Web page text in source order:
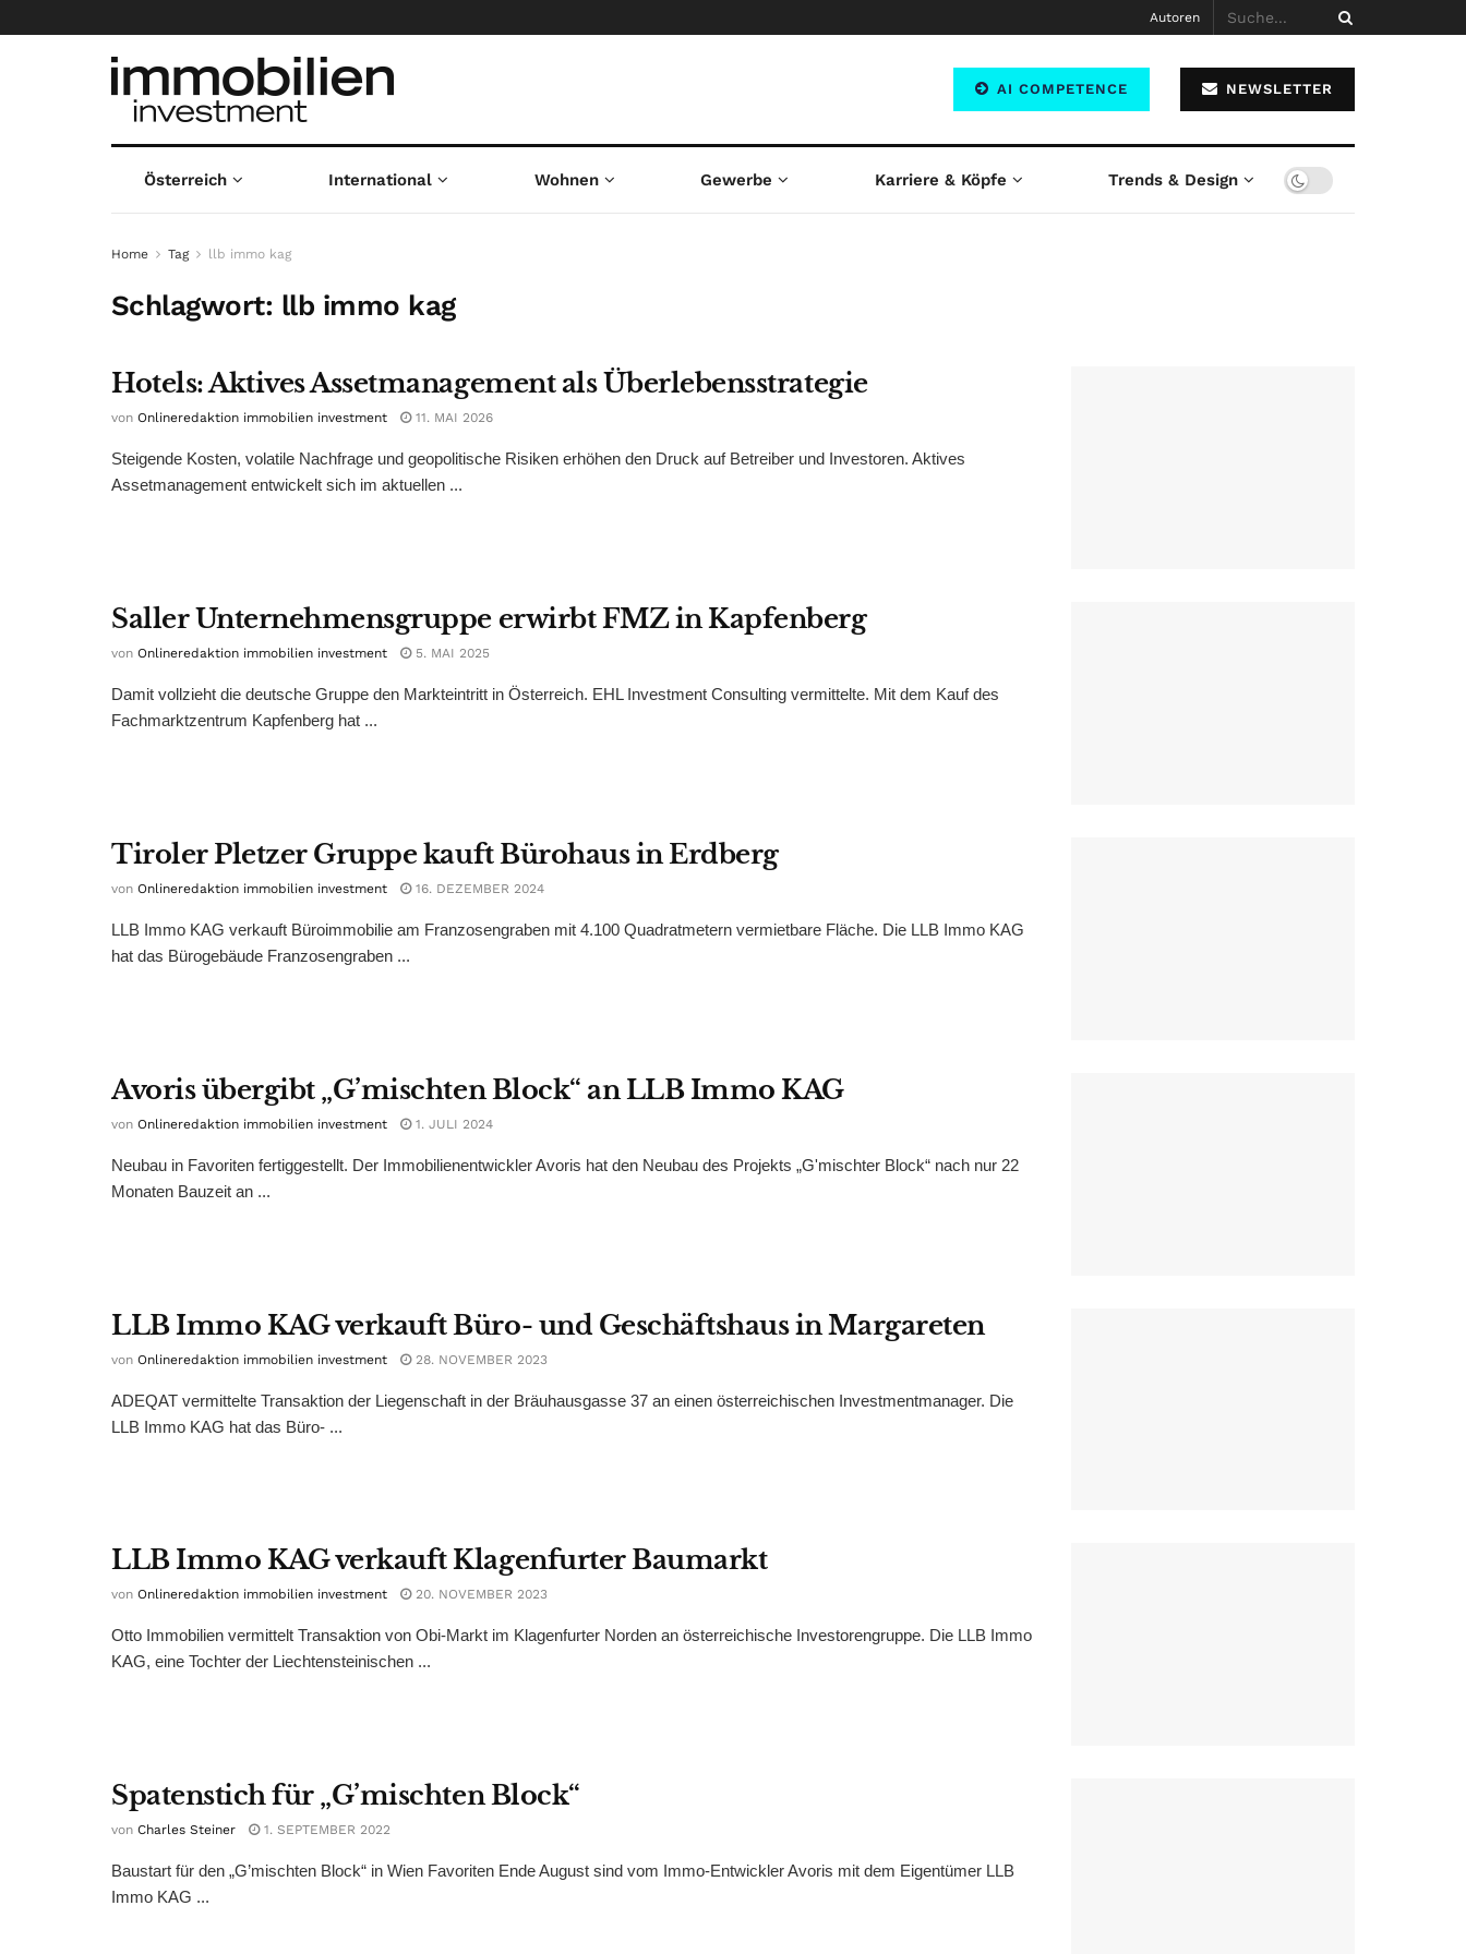
Autoren
AI COMPETENCE NEWSLETTER
Österreich International Wohnen Gewerbe Karriere & Köpfe Trends & Design
Home Tag llb immo kag
Schlagwort: llb immo kag
Hotels: Aktives Assetmanagement als Überlebensstrategie
von Onlineredaktion immobilien investment 11. MAI 2026
Steigende Kosten, volatile Nachfrage und geopolitische Risiken erhöhen den Druck auf Betreiber und Investoren. Aktives
Assetmanagement entwickelt sich im aktuellen ...
Saller Unternehmensgruppe erwirbt FMZ in Kapfenberg
von Onlineredaktion immobilien investment 5. MAI 2025
Damit vollzieht die deutsche Gruppe den Markteintritt in Österreich. EHL Investment Consulting vermittelte. Mit dem Kauf des
Fachmarktzentrum Kapfenberg hat ...
Tiroler Pletzer Gruppe kauft Bürohaus in Erdberg
von Onlineredaktion immobilien investment 16. DEZEMBER 2024
LLB Immo KAG verkauft Büroimmobilie am Franzosengraben mit 4.100 Quadratmetern vermietbare Fläche. Die LLB Immo KAG
hat das Bürogebäude Franzosengraben ...
Avoris übergibt „G’mischten Block“ an LLB Immo KAG
von Onlineredaktion immobilien investment 1. JULI 2024
Neubau in Favoriten fertiggestellt. Der Immobilienentwickler Avoris hat den Neubau des Projekts „G'mischter Block“ nach nur 22
Monaten Bauzeit an ...
LLB Immo KAG verkauft Büro- und Geschäftshaus in Margareten
von Onlineredaktion immobilien investment 28. NOVEMBER 2023
ADEQAT vermittelte Transaktion der Liegenschaft in der Bräuhausgasse 37 an einen österreichischen Investmentmanager. Die
LLB Immo KAG hat das Büro- ...
LLB Immo KAG verkauft Klagenfurter Baumarkt
von Onlineredaktion immobilien investment 20. NOVEMBER 2023
Otto Immobilien vermittelt Transaktion von Obi-Markt im Klagenfurter Norden an österreichische Investorengruppe. Die LLB Immo
KAG, eine Tochter der Liechtensteinischen ...
Spatenstich für „G’mischten Block“
von Charles Steiner 1. SEPTEMBER 2022
Baustart für den „G’mischten Block“ in Wien Favoriten Ende August sind vom Immo-Entwickler Avoris mit dem Eigentümer LLB
Immo KAG ...